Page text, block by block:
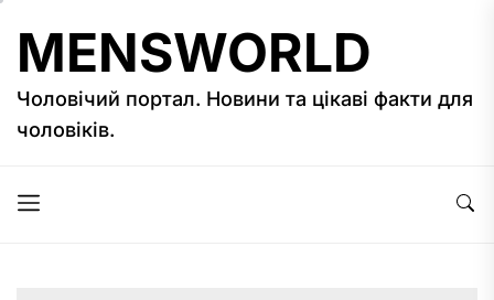
до
вмісту
MENSWORLD
Чоловічий портал. Новини та цікаві факти для
чоловіків.